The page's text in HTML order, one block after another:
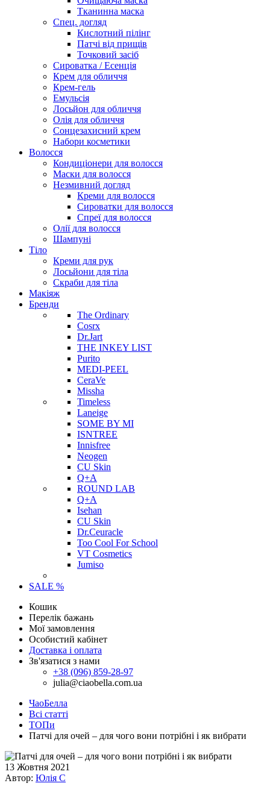
Тканинна маска
Спец. догляд
Кислотний пілінг
Патчі від прищів
Точковий засіб
Сироватка / Есенція
Крем для обличчя
Крем-гель
Емульсія
Лосьйон для обличчя
Олія для обличчя
Сонцезахисний крем
Набори косметики
Волосся
Кондиціонери для волосся
Маски для волосся
Незмивний догляд
Креми для волосся
Сироватки для волосся
Спреї для волосся
Олії для волосся
Шампуні
Тіло
Креми для рук
Лосьйони для тіла
Скраби для тіла
Макіяж
Бренди
The Ordinary
Cosrx
Dr.Jart
THE INKEY LIST
Purito
MEDI-PEEL
CeraVe
Missha
Timeless
Laneige
SOME BY MI
ISNTREE
Innisfree
Neogen
CU Skin
Q+A
ROUND LAB
Q+A
Isehan
CU Skin
Dr.Ceuracle
Too Cool For School
VT Cosmetics
Jumiso
SALE %
Кошик
Перелік бажань
Мої замовлення
Особистий кабінет
Доставка і оплата
Зв'язатися з нами
+38 (096) 859-28-97
julia@ciaobella.com.ua
ЧаоБелла
Всі статті
ТОПи
Патчі для очей – для чого вони потрібні і як вибрати
13 Жовтня 2021
Автор: Юлія С